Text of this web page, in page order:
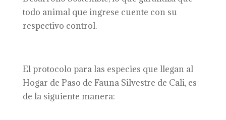
todo animal que ingrese cuente con su
respectivo control.
El protocolo para las especies que llegan al
Hogar de Paso de Fauna Silvestre de Cali, es
de la siguiente manera: